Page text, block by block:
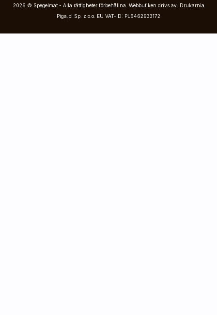
2026 © Spegelmat - Alla rättigheter förbehållna. Webbutiken drivs av: Drukarnia
Piga.pl Sp. z o.o. EU VAT-ID: PL6462933172